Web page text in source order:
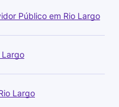
Público em Rio Largo
Largo
Largo